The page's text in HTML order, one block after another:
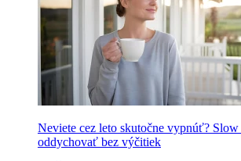
Neviete cez leto skutočne vypnúť?
oddychovať bez výčitiek